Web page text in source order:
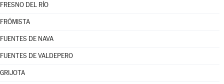
FRESNO DEL RÍO
FRÓMISTA
FUENTES DE NAVA
FUENTES DE VALDEPERO
GRIJOTA